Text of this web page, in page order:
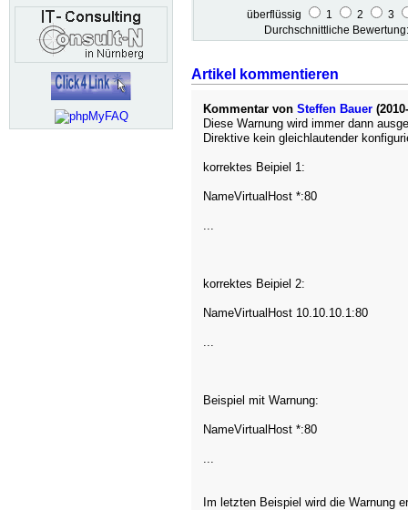
überflüssig 1 2
3
Durchschnittliche
Artikel kommentieren
Kommentar von Steffen Bauer
Diese Warnung wird immer dann
Direktive kein gleichlautender
korrektes Beipiel 1:
NameVirtualHost *:80
korrektes Beipiel 2:
NameVirtualHost 10.10.10.1:80
Beispiel mit Warnung:
NameVirtualHost *:80
Im letzten Beispiel wird die Warnung